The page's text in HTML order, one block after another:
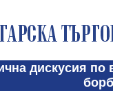
дискусия